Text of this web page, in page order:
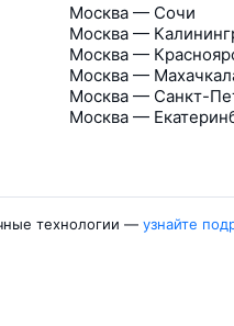
Москва — Сочи
Москва —
Москва —
Москва —
Москва — Санкт-
Москва —
технологии — узнайте